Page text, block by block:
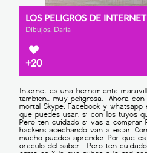
LOS PELIGROS DE INTERNET
Dibujos, Daria
+20